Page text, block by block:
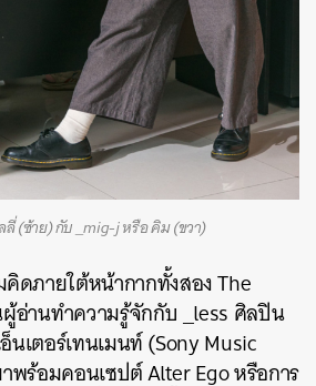
(ซ้าย) กับ _mig-j หรือ คิม (ขวา)
คิดภายใต้หน้ากากทั้งสอง The
อ่านทำความรู้จักกับ _less ศิลปิน
นเตอร์เทนเมนท์ (Sony Music
พร้อมคอนเซปต์ Alter Ego หรือการ